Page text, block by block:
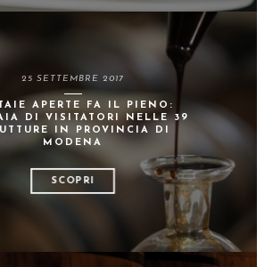
25 SETTEMBRE 2017
APERTE FA IL PIENO:
DI VISITATORI NELLE 39
IN PROVINCIA DI
MODENA
SCOPRI